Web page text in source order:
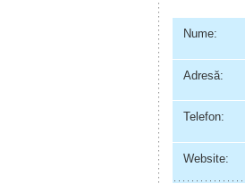
Nume:
Adresă:
Telefon:
Website: